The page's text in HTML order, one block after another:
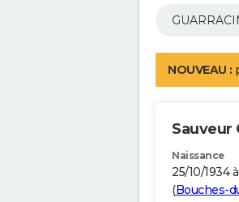
NOUVEAU :
Sauveur
Naissance
25/10/1934 à
(Bouches-